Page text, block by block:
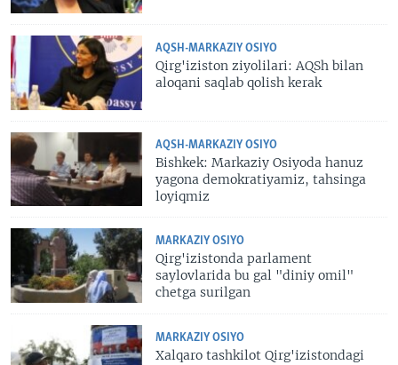
AQSH-MARKAZIY OSIYO
Qirg'iziston ziyolilari: AQSh bilan
aloqani saqlab qolish kerak
AQSH-MARKAZIY OSIYO
Bishkek: Markaziy Osiyoda hanuz
yagona demokratiyamiz, tahsinga
loyiqmiz
MARKAZIY OSIYO
Qirg'izistonda parlament
saylovlarida bu gal "diniy omil"
chetga surilgan
MARKAZIY OSIYO
Xalqaro tashkilot Qirg'izistondagi